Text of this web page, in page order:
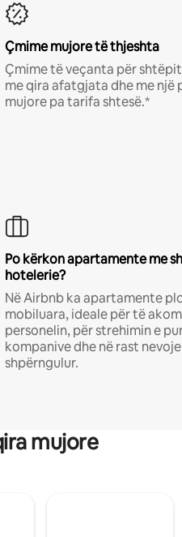
Çmime mujore të thjeshta
Çmime të veçanta për
me qira afatgjata dhe me një
mujore pa tarifa shtesë.*
Po kërkon apartamente me
hotelerie?
Në Airbnb ka apartamente
mobiluara, ideale për të
personelin, për strehimin e
kompanive dhe në rast
shpërngulur.
mujore